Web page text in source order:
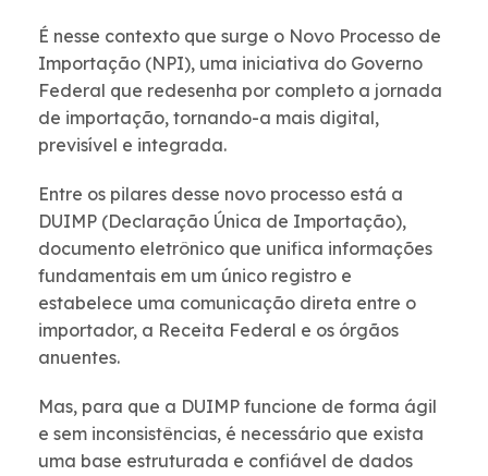
É nesse contexto que surge o Novo Processo de
Importação (NPI), uma iniciativa do Governo
Federal que redesenha por completo a jornada
de importação, tornando-a mais digital,
previsível e integrada.
Entre os pilares desse novo processo está a
DUIMP (Declaração Única de Importação),
documento eletrônico que unifica informações
fundamentais em um único registro e
estabelece uma comunicação direta entre o
importador, a Receita Federal e os órgãos
anuentes.
Mas, para que a DUIMP funcione de forma ágil
e sem inconsistências, é necessário que exista
uma base estruturada e confiável de dados